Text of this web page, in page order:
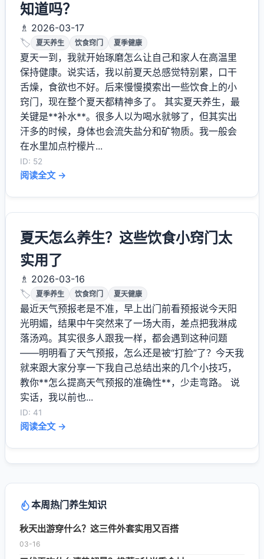
知道吗？
♗ 2026-03-17
🏷️
夏天养生 饮食窍门 夏季健康
夏天一到，我就开始琢磨怎么让自己和家人在高温里
保持健康。说实话，我以前夏天总感觉特别累，口干
舌燥，食欲也不好。后来慢慢摸索出一些饮食上的小
窍门，现在整个夏天都精神多了。 其实夏天养生，最
关键是**补水**。很多人以为喝水就够了，但其实出
汗多的时候，身体也会流失盐分和矿物质。我一般会
在水里加点柠檬片...
ID: 52
阅读全文 →
夏天怎么养生？这些饮食小窍门太
实用了
♗ 2026-03-16
🏷️
夏季养生 饮食窍门 夏天健康
最近天气预报老是不准，早上出门前看预报说今天阳
光明媚，结果中午突然来了一场大雨，差点把我淋成
落汤鸡。其实很多人跟我一样，都会遇到这种问题
——明明看了天气预报，怎么还是被“打脸”了？今天我
就来跟大家分享一下我自己总结出来的几个小技巧，
教你**怎么提高天气预报的准确性**，少走弯路。 说
实话，我以前也...
ID: 41
阅读全文 →
本周热门养生知识
秋天出游穿什么？这三件外套实用又百搭
03-16